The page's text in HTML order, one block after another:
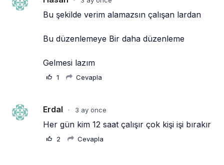
Bu şekilde verim alamazsın çalışan lardan
Bu düzenlemeye Bir daha düzenleme
Gelmesi lazım
1 Cevapla
Erdal • 3 ay önce
Her gün kim 12 saat çalışır çok kişi işi bırakır
2 Cevapla